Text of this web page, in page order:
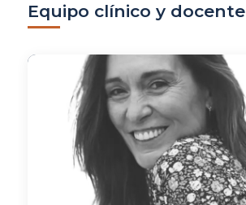
Equipo clínico y docente